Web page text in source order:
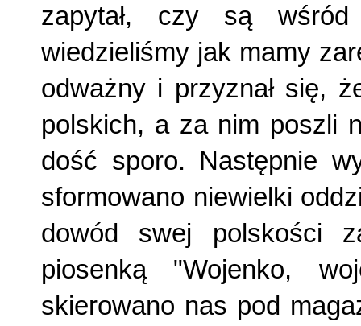
zapytał, czy są
wiedzieliśmy jak mamy
odważny i przyznał się,
polskich, a za nim poszli
dość sporo. Następnie
sformowano niewielki
dowód swej polskości
piosenką "Wojenko,
skierowano nas pod